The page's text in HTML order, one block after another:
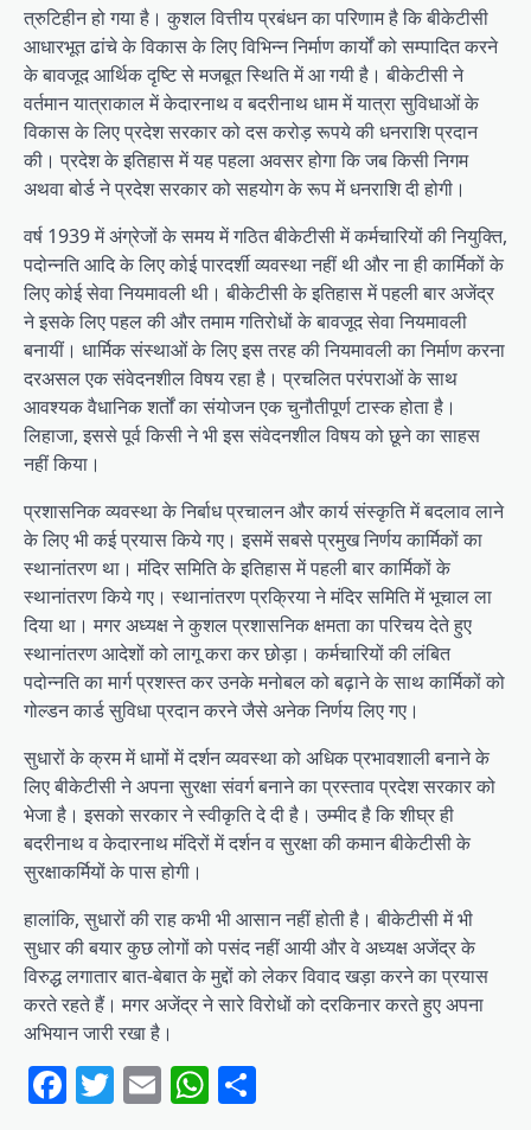
त्रुटिहीन हो गया है। कुशल वित्तीय प्रबंधन का परिणाम है कि बीकेटीसी
आधारभूत ढांचे के विकास के लिए विभिन्न निर्माण कार्यों को सम्पादित करने
के बावजूद आर्थिक दृष्टि से मजबूत स्थिति में आ गयी है। बीकेटीसी ने
वर्तमान यात्राकाल में केदारनाथ व बदरीनाथ धाम में यात्रा सुविधाओं के
विकास के लिए प्रदेश सरकार को दस करोड़ रूपये की धनराशि प्रदान
की। प्रदेश के इतिहास में यह पहला अवसर होगा कि जब किसी निगम
अथवा बोर्ड ने प्रदेश सरकार को सहयोग के रूप में धनराशि दी होगी।
वर्ष 1939 में अंग्रेजों के समय में गठित बीकेटीसी में कर्मचारियों की नियुक्ति,
पदोन्नति आदि के लिए कोई पारदर्शी व्यवस्था नहीं थी और ना ही कार्मिकों के
लिए कोई सेवा नियमावली थी। बीकेटीसी के इतिहास में पहली बार अजेंद्र
ने इसके लिए पहल की और तमाम गतिरोधों के बावजूद सेवा नियमावली
बनायीं। धार्मिक संस्थाओं के लिए इस तरह की नियमावली का निर्माण करना
दरअसल एक संवेदनशील विषय रहा है। प्रचलित परंपराओं के साथ
आवश्यक वैधानिक शर्तों का संयोजन एक चुनौतीपूर्ण टास्क होता है।
लिहाजा, इससे पूर्व किसी ने भी इस संवेदनशील विषय को छूने का साहस
नहीं किया।
प्रशासनिक व्यवस्था के निर्बाध प्रचालन और कार्य संस्कृति में बदलाव लाने
के लिए भी कई प्रयास किये गए। इसमें सबसे प्रमुख निर्णय कार्मिकों का
स्थानांतरण था। मंदिर समिति के इतिहास में पहली बार कार्मिकों के
स्थानांतरण किये गए। स्थानांतरण प्रक्रिया ने मंदिर समिति में भूचाल ला
दिया था। मगर अध्यक्ष ने कुशल प्रशासनिक क्षमता का परिचय देते हुए
स्थानांतरण आदेशों को लागू करा कर छोड़ा। कर्मचारियों की लंबित
पदोन्नति का मार्ग प्रशस्त कर उनके मनोबल को बढ़ाने के साथ कार्मिकों को
गोल्डन कार्ड सुविधा प्रदान करने जैसे अनेक निर्णय लिए गए।
सुधारों के क्रम में धामों में दर्शन व्यवस्था को अधिक प्रभावशाली बनाने के
लिए बीकेटीसी ने अपना सुरक्षा संवर्ग बनाने का प्रस्ताव प्रदेश सरकार को
भेजा है। इसको सरकार ने स्वीकृति दे दी है। उम्मीद है कि शीघ्र ही
बदरीनाथ व केदारनाथ मंदिरों में दर्शन व सुरक्षा की कमान बीकेटीसी के
सुरक्षाकर्मियों के पास होगी।
हालांकि, सुधारों की राह कभी भी आसान नहीं होती है। बीकेटीसी में भी
सुधार की बयार कुछ लोगों को पसंद नहीं आयी और वे अध्यक्ष अजेंद्र के
विरुद्ध लगातार बात-बेबात के मुद्दों को लेकर विवाद खड़ा करने का प्रयास
करते रहते हैं। मगर अजेंद्र ने सारे विरोधों को दरकिनार करते हुए अपना
अभियान जारी रखा है।
Facebook
Twitter
EmailWhatsApp